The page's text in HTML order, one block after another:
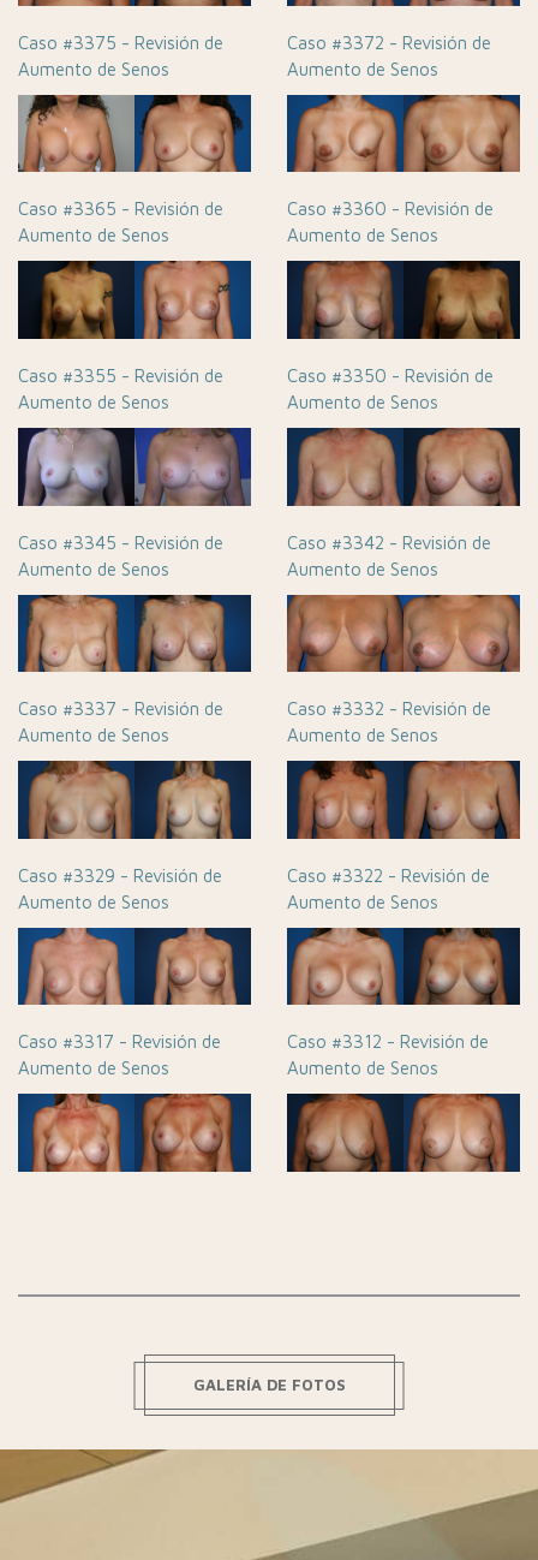
Caso #3375 - Revisión de
Aumento de Senos
Caso #3372 - Revisión de
Aumento de Senos
Caso #3365 - Revisión de
Aumento de Senos
Caso #3360 - Revisión de
Aumento de Senos
Caso #3355 - Revisión de
Aumento de Senos
Caso #3350 - Revisión de
Aumento de Senos
Caso #3345 - Revisión de
Aumento de Senos
Caso #3342 - Revisión de
Aumento de Senos
Caso #3337 - Revisión de
Aumento de Senos
Caso #3332 - Revisión de
Aumento de Senos
Caso #3329 - Revisión de
Aumento de Senos
Caso #3322 - Revisión de
Aumento de Senos
Caso #3317 - Revisión de
Aumento de Senos
Caso #3312 - Revisión de
Aumento de Senos
GALERÍA DE FOTOS